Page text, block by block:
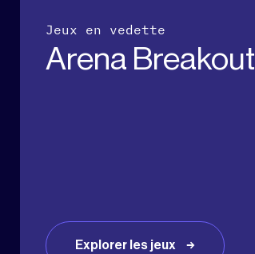
Jeux en vedette
Arena Breakout
Explorer les jeux